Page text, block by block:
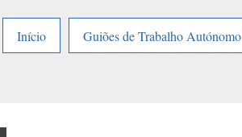
Início
Guiões de Trabalho Autónomo